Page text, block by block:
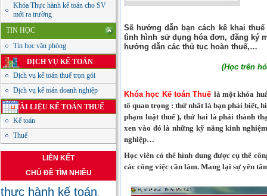
Khóa Thực hành kế toán cho SV
mới ra trường
TIN HỌC
Tin học văn phòng
DỊCH VỤ KẾ TOÁN
Dịch vụ kế toán thuế trọn gói
Dịch vụ kế toán doanh nghiệp
TÀI LIỆU KẾ TOÁN THUẾ
Kế toán
Thuế
LIÊN KẾT
CHỦ ĐỀ TÌM NHIỀU
thực hành kế toán,
Sẽ hướng dẫn bạn cách kê khai
tình hình sử dụng hóa đơn, đăng ký
hướng dẫn các thủ tục hoàn thuế,…
(Học trên
Khóa học Kế toán Thuế là một khóa
tố quan trọng : thứ nhất là bạn phải biết,
phạm luật thuế ), thứ hai là phải thành
xen vào đó là những kỹ năng kinh
nghiệp…
Học viên có thể hình dung được cụ thể
các công việc cần làm. Mang lại sự yên